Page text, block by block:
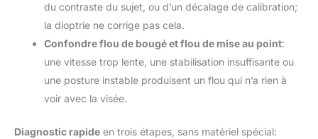
du contraste du sujet, ou d’un décalage de calibration;
la dioptrie ne corrige pas cela.
Confondre flou de bougé et flou de mise au point:
une vitesse trop lente, une stabilisation insuffisante ou
une posture instable produisent un flou qui n’a rien à
voir avec la visée.
Diagnostic rapide en trois étapes, sans matériel spécial: